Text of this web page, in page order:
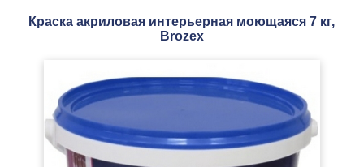
Краска акриловая интерьерная моющаяся 7 кг,
Brozex